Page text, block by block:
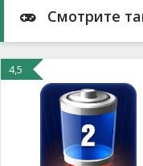
Смотрите
4,5